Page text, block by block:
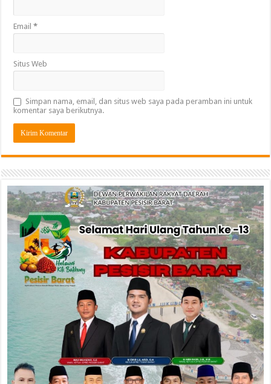
Email*
Situs Web
Simpan nama, email, dan situs web saya pada peramban ini untuk
komentar saya berikutnya.